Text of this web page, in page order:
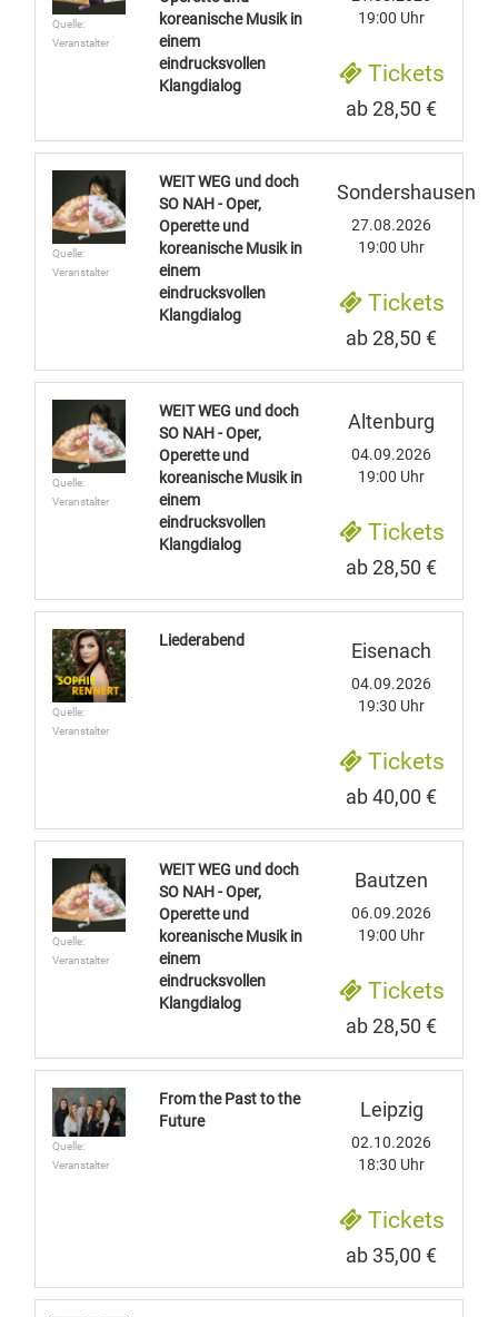
Quelle:
Veranstalter
koreanische Musik in
einem
eindrucksvollen
Klangdialog
19:00 Uhr
Tickets
ab 28,50 €
Quelle:
Veranstalter
WEIT WEG und doch
SO NAH - Oper,
Operette und
koreanische Musik in
einem
eindrucksvollen
Klangdialog
Sondershausen
27.08.2026
19:00 Uhr
Tickets
ab 28,50 €
Quelle:
Veranstalter
WEIT WEG und doch
SO NAH - Oper,
Operette und
koreanische Musik in
einem
eindrucksvollen
Klangdialog
Altenburg
04.09.2026
19:00 Uhr
Tickets
ab 28,50 €
Quelle:
Veranstalter
Liederabend Eisenach
04.09.2026
19:30 Uhr
Tickets
ab 40,00 €
Quelle:
Veranstalter
WEIT WEG und doch
SO NAH - Oper,
Operette und
koreanische Musik in
einem
eindrucksvollen
Klangdialog
Bautzen
06.09.2026
19:00 Uhr
Tickets
ab 28,50 €
Quelle:
Veranstalter
From the Past to the
Future
Leipzig
02.10.2026
18:30 Uhr
Tickets
ab 35,00 €